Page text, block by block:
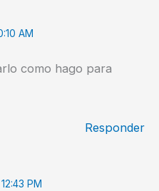
AM
como hago para
Responder
PM